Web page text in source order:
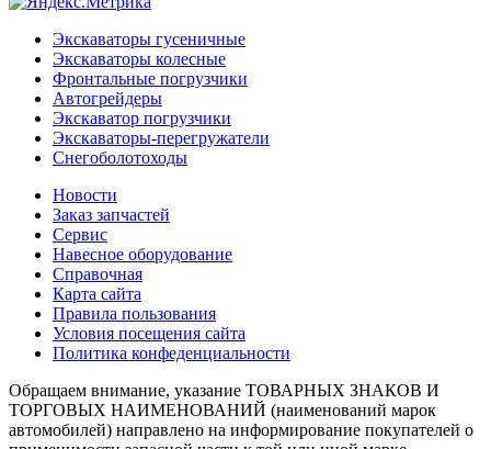
Экскаваторы гусеничные
Экскаваторы колесные
Фронтальные погрузчики
Автогрейдеры
Экскаватор погрузчики
Экскаваторы-перегружатели
Снегоболотоходы
Новости
Заказ запчастей
Сервис
Навесное оборудование
Справочная
Карта сайта
Правила пользования
Условия посещения сайта
Политика конфеденциальности
Обращаем внимание, указание ТОВАРНЫХ ЗНАКОВ И
ТОРГОВЫХ НАИМЕНОВАНИЙ (наименований марок
автомобилей) направлено на информирование покупателей о